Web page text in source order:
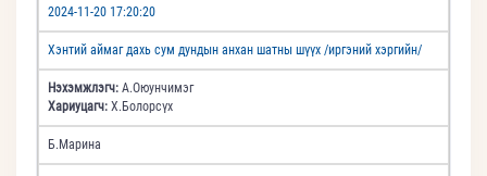
2024-11-20 17:20:20
Хэнтий аймаг дахь сум дундын анхан шатны шүүх /иргэний хэргийн/
Нэхэмжлэгч: А.Оюунчимэг
Хариуцагч: Х.Болорсүх
Б.Марина